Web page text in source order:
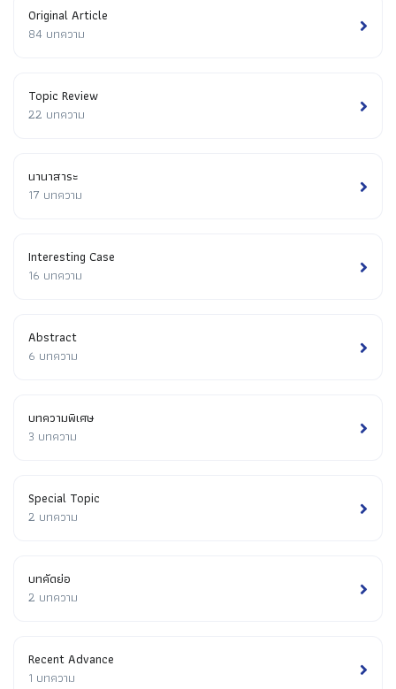
Original Article
84 บทความ
Topic Review
22 บทความ
นานาสาระ
17 บทความ
Interesting Case
16 บทความ
Abstract
6 บทความ
บทความพิเศษ
3 บทความ
Special Topic
2 บทความ
บทคัดย่อ
2 บทความ
Recent Advance
1 บทความ